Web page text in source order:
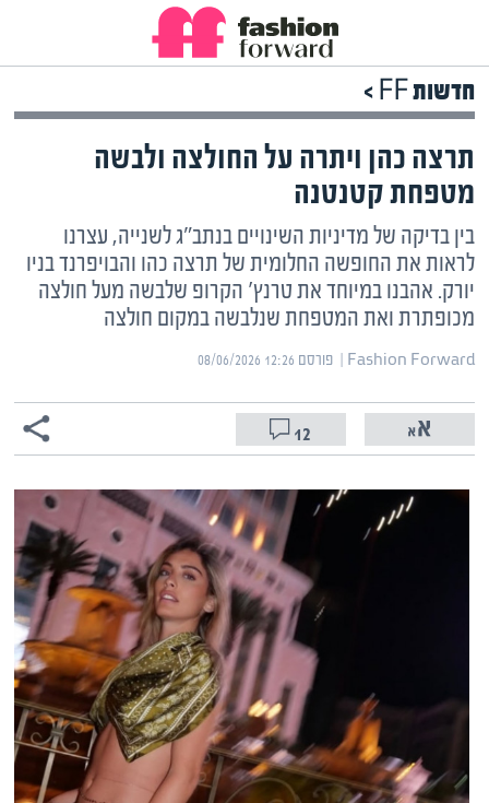
חדשות FF >
תרצה כהן ויתרה על החולצה ולבשה
מטפחת קטנטנה
בין בדיקה של מדיניות השינויים בנתב"ג לשנייה, עצרנו
לראות את החופשה החלומית של תרצה כהו והבויפרנד בניו
יורק. אהבנו במיוחד את טרנץ' הקרופ שלבשה מעל חולצה
מכופתרת ואת המטפחת שנלבשה במקום חולצה
Fashion Forward | ‏ פורסם ‎08/06/2026 12:26
12